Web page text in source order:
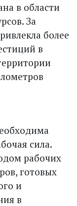
в области
За
более
в
сила.
рабочих
готовых
и
в